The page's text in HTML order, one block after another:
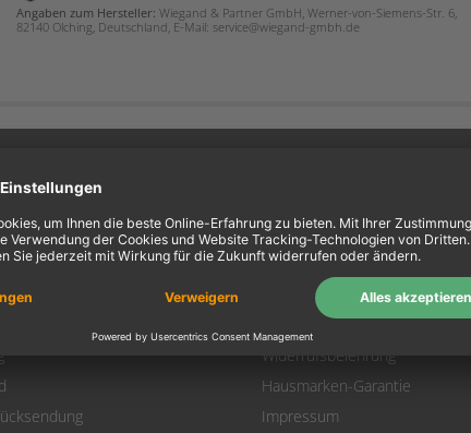
Angaben zum Hersteller: Wiegand & Partner GmbH, Werner-von-Siemens-Str. 6,
82140 Olching, Deutschland, E-Mail: service@wiegand-gmbh.de
Über uns
Datenschutz
Widerrufsbelehrung
Hausmarken-Garantie
Impressum